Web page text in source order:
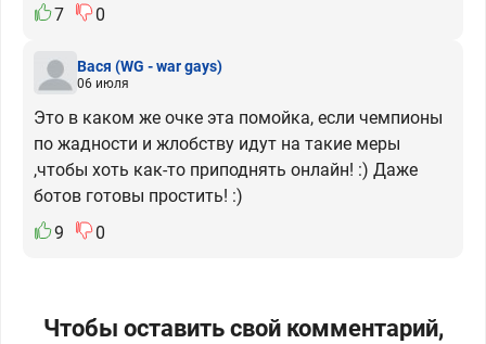
7
0
Вася (WG - war gays)
06 июля
Это в каком же очке эта помойка, если чемпионы
по жадности и жлобству идут на такие меры
,чтобы хоть как-то приподнять онлайн! :) Даже
ботов готовы простить! :)
9
0
Чтобы оставить свой комментарий,